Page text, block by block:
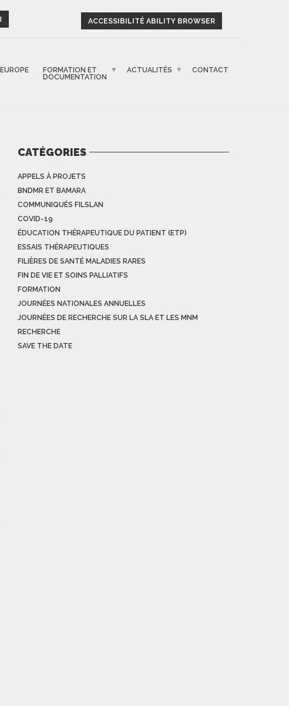
ACCESSIBILITÉ ABILITY BROWSER
EUROPE
FORMATION ET
DOCUMENTATION
ACTUALITÉS CONTACT
CATÉGORIES
APPELS À PROJETS
BNDMR ET BAMARA
COMMUNIQUÉS FILSLAN
COVID-19
ÉDUCATION THÉRAPEUTIQUE DU PATIENT (ETP)
ESSAIS THÉRAPEUTIQUES
FILIÈRES DE SANTÉ MALADIES RARES
FIN DE VIE ET SOINS PALLIATIFS
FORMATION
JOURNÉES NATIONALES ANNUELLES
JOURNÉES DE RECHERCHE SUR LA SLA ET LES MNM
RECHERCHE
SAVE THE DATE